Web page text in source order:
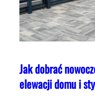
Jak dobrać
elewacji domu i